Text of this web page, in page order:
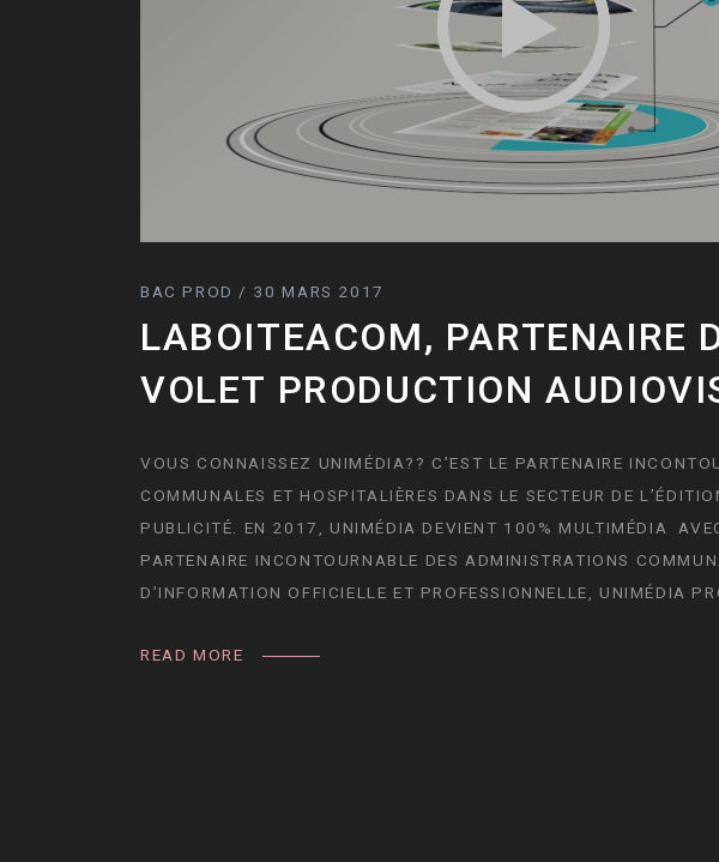
BAC PROD / 30 MARS 2017
LABOITEACOM, PARTENAIRE
VOLET PRODUCTION
VOUS CONNAISSEZ UNIMÉDIA?? C’EST LE PARTENAIRE
COMMUNALES ET HOSPITALIÈRES DANS LE SECTEUR DE
PUBLICITÉ. EN 2017, UNIMÉDIA DEVIENT 100% MULTIMÉDIA
PARTENAIRE INCONTOURNABLE DES ADMINISTRATIONS
D’INFORMATION OFFICIELLE ET PROFESSIONNELLE, UNIMÉDIA
READ MORE